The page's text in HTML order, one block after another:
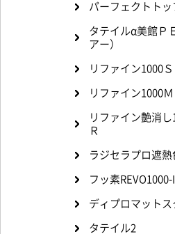
パーフェクトトッ
タテイルα美館Ｐ
アー）
リファイン1000
リファイン1000
リファイン艶消し
Ｒ
ラジセラプロ遮熱
フッ素REVO1000-
ディプロマットス
タテイル2